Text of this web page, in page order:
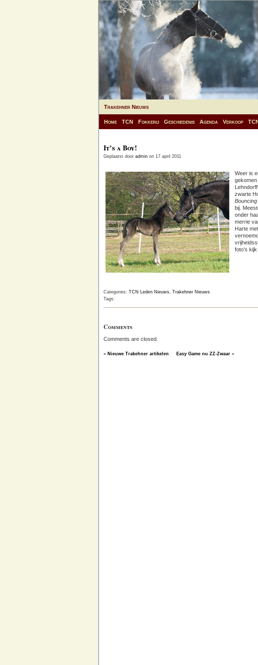
Trakehner Nieuws
Home TCN Fokkerij Geschiedenis Agenda Verkoop
It’s a Boy!
Geplaatst door admin on 17 april 2011
Weer is
gekomen
zwarte
bij.
onder
merrie
Harte
foto’s
Categories: TCN Leden Nieuws, Trakehner Nieuws
Tags:
Comments
Comments are closed.
« Nieuwe Trakehner artikelen Easy Game nu ZZ-Zwaar »